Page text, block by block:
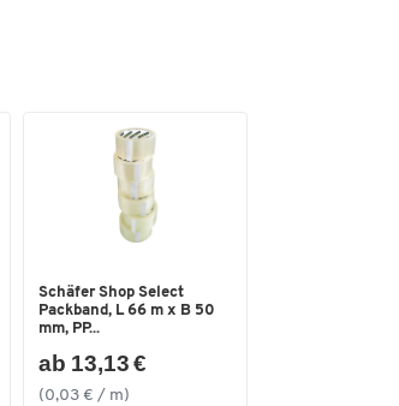
Schäfer Shop Select
Packband, L 66 m x B 50
mm, PP...
ab 13,13 €
(0,03 € / m)